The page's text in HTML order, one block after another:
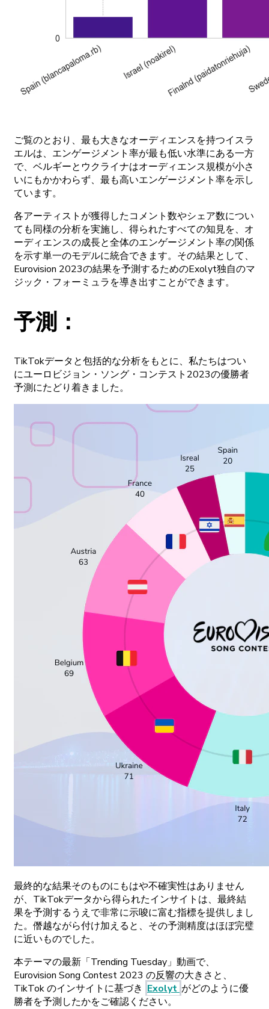
ご覧のとおり、 最も大きなオーディエンスを持つイスラ
エルは、 エンゲージメント率が最も低い水準にある一方
で、 ベルギーと ウクライナはオーディエンス規模が小さ
いにもかかわらず、 最も高いエンゲージメント率を示し
ています。
各アーティストが獲得したコメント数やシェア数につい
ても同様の分析を実施し、 得られたすべての知見を、 オ
ーディエンスの成長と全体のエンゲージメント率の関係
を示す単一のモデルに統合できます。 その結果として、
Eurovision 2023の結果を予測するためのExolyt独自のマ
ジック ・ フォーミュラを導き出すことができます。
予測 ：
TikTokデータと包括的な分析をもとに、 私たちはつい
にユーロビジョン ・ ソング ・ コンテスト 2023の優勝者
予測にたどり着きました。
最終的な結果そのものにもはや不確実性はありません
が、 TikTokデータから得られたインサイトは、 最終結
果を予測するうえで非常に示唆に富む指標を提供しまし
た。 僭越ながら付け加えると、 その予測精度はほぼ完璧
に近いものでした。
本テーマの最新 「Trending Tuesday」 動画で、
Eurovision Song Contest 2023 の反響の大きさと、
TikTokのインサイトに基づき Exolyt がどのように優
勝者を予測したかをご確認ください。